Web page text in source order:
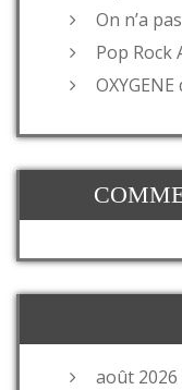
On n’a
Pop Rock
août 2026